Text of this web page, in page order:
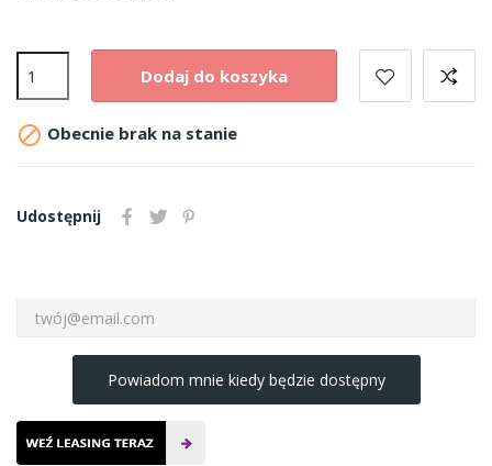
Dodaj do koszyka
 Obecnie brak na stanie
Udostępnij
Powiadom mnie kiedy będzie dostępny